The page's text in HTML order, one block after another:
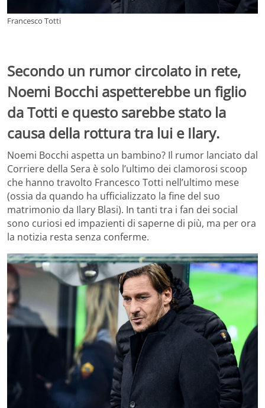
Francesco Totti
Secondo un rumor circolato in rete,
Noemi Bocchi aspetterebbe un figlio
da Totti e questo sarebbe stato la
causa della rottura tra lui e Ilary.
Noemi Bocchi aspetta un bambino? Il rumor lanciato dal
Corriere della Sera è solo l’ultimo dei clamorosi scoop
che hanno travolto Francesco Totti nell’ultimo mese
(ossia da quando ha ufficializzato la fine del suo
matrimonio da Ilary Blasi). In tanti tra i fan dei social
sono curiosi ed impazienti di saperne di più, ma per ora
la notizia resta senza conferme.